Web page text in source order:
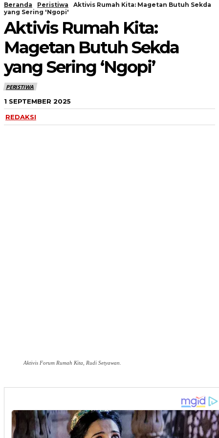
Beranda Peristiwa
Aktivis Rumah Kita: Magetan Butuh Sekda
yang Sering 'Ngopi'
Aktivis Rumah Kita:
Magetan Butuh Sekda
yang Sering ‘Ngopi’
PERISTIWA
1 SEPTEMBER 2025
REDAKSI
Aktivis Forum Rumah Kita, Rudi Setyawan.